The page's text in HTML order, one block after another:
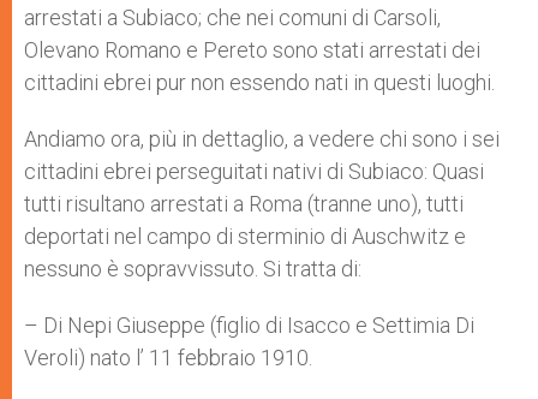
arrestati a Subiaco; che nei comuni di Carsoli,
Olevano Romano e Pereto sono stati arrestati dei
cittadini ebrei pur non essendo nati in questi luoghi.
Andiamo ora, più in dettaglio, a vedere chi sono i sei
cittadini ebrei perseguitati nativi di Subiaco: Quasi
tutti risultano arrestati a Roma (tranne uno), tutti
deportati nel campo di sterminio di Auschwitz e
nessuno è sopravvissuto. Si tratta di:
– Di Nepi Giuseppe (figlio di Isacco e Settimia Di
Veroli) nato l’ 11 febbraio 1910.